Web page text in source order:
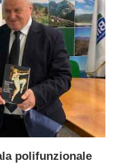
polifunzionale